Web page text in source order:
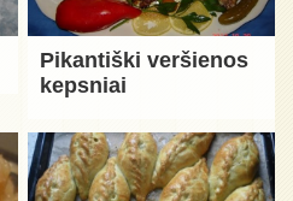
Pikantiški veršienos
kepsniai